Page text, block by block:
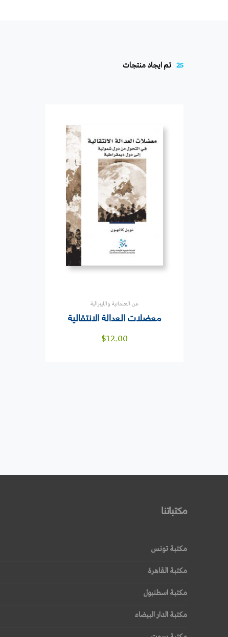
25 تم ايجاد منتجات
عن العلمانية والليبرالية
معضلات العدالة الانتقالية
$12.00
مكتباتنا
مكتبة تونس
مكتبة القاهرة
مكتبة اسطنبول
مكتبة الدار البيضاء